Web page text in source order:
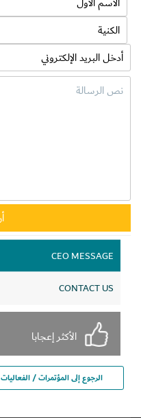
CEO MESSAGE
CONTACT US
الأكثر إعجابا
الرجوع إلى المؤتمرات / الفعاليات